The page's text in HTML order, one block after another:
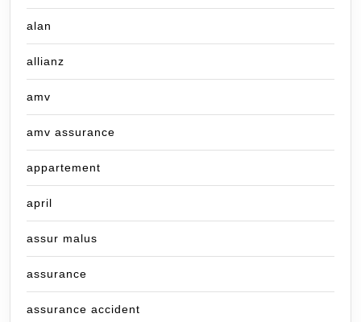
alan
allianz
amv
amv assurance
appartement
april
assur malus
assurance
assurance accident